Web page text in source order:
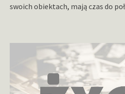
swoich obiektach, mają czas do